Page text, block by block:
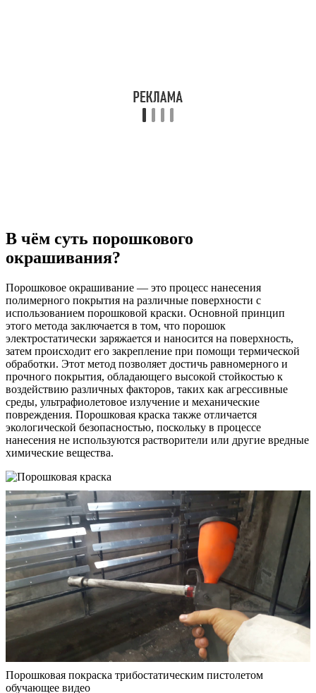
В чём суть порошкового
окрашивания?
Порошковое окрашивание — это процесс нанесения
полимерного покрытия на различные поверхности с
использованием порошковой краски. Основной принцип
этого метода заключается в том, что порошок
электростатически заряжается и наносится на поверхность,
затем происходит его закрепление при помощи термической
обработки. Этот метод позволяет достичь равномерного и
прочного покрытия, обладающего высокой стойкостью к
воздействию различных факторов, таких как агрессивные
среды, ультрафиолетовое излучение и механические
повреждения. Порошковая краска также отличается
экологической безопасностью, поскольку в процессе
нанесения не используются растворители или другие вредные
химические вещества.
Порошковая покраска трибостатическим пистолетом
обучающее видео